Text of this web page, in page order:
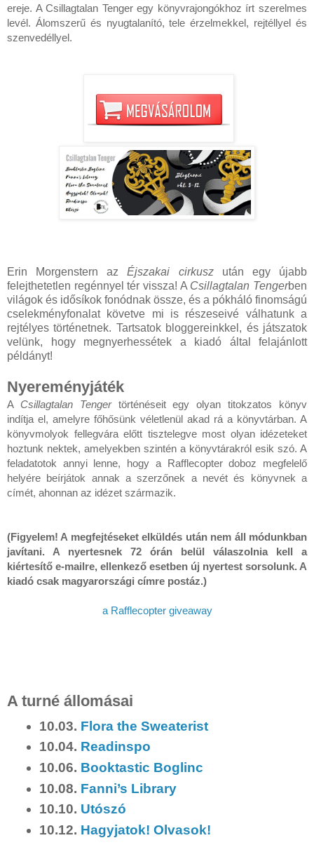
ereje. A Csillagtalan Tenger egy könyvrajongókhoz írt szerelmes
levél. Álomszerű és nyugtalanító, tele érzelmekkel, rejtéllyel és
szenvedéllyel.
Erin Morgenstern azÉjszakai cirkuszután egy újabb
felejthetetlen regénnyel tér vissza! A Csillagtalan Tengerben
világok és idősíkok fonódnak össze, és a pókháló finomságú
cselekményfonalat követve mi is részeseivé válhatunk a
rejtélyes történetnek. Tartsatok bloggereinkkel, és játszatok
velünk, hogy megnyerhessétek a kiadó által felajánlott
példányt!
Nyereményjáték
A Csillagtalan Tenger történéseit egy olyan titokzatos könyv
indítja el, amelyre főhősünk véletlenül akad rá a könyvtárban. A
könyvmolyok fellegvára előtt tisztelegve most olyan idézeteket
hoztunk nektek, amelyekben szintén a könyvtárakról esik szó. A
feladatotok annyi lenne, hogy a Rafflecopter doboz megfelelő
helyére beírjátok annak a szerzőnek a nevét és könyvnek a
címét, ahonnan az idézet származik.
(Figyelem! A megfejtéseket elküldés után nem áll módunkban
javítani. A nyertesnek 72 órán belül válaszolnia kell a
kiértesítő e-mailre, ellenkező esetben új nyertest sorsolunk. A
a Rafflecopter giveaway
A turné állomásai
10.03. Flora the Sweaterist
10.04. Readinspo
10.06. Booktastic Boglinc
10.08. Fanni’s Library
10.10. Utószó
10.12. Hagyjatok! Olvasok!